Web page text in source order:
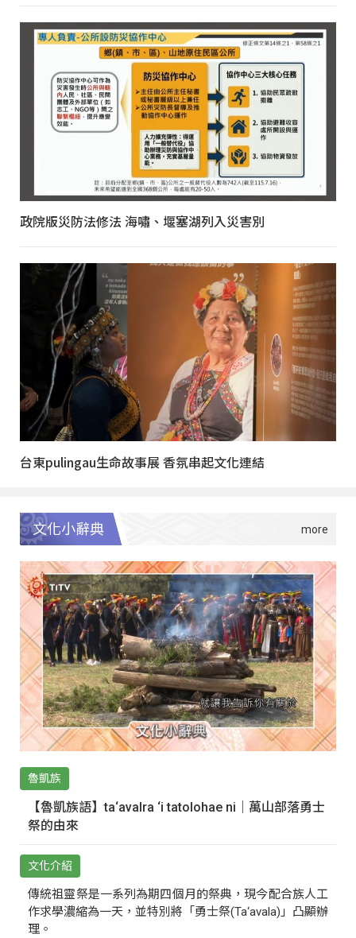
政院版災防法修法 海嘯、堰塞湖列入災害別
台東pulingau生命故事展 香氛串起文化連結
文化小辭典
魯凱族
【魯凱族語】ta‘avalra ‘i tatolohae ni｜萬山部落勇士
祭的由來
文化介紹
傳統祖靈祭是一系列為期四個月的祭典，現今配合族人工
作求學濃縮為一天，並特別將「勇士祭(Ta‘avala)」凸顯辦
理。